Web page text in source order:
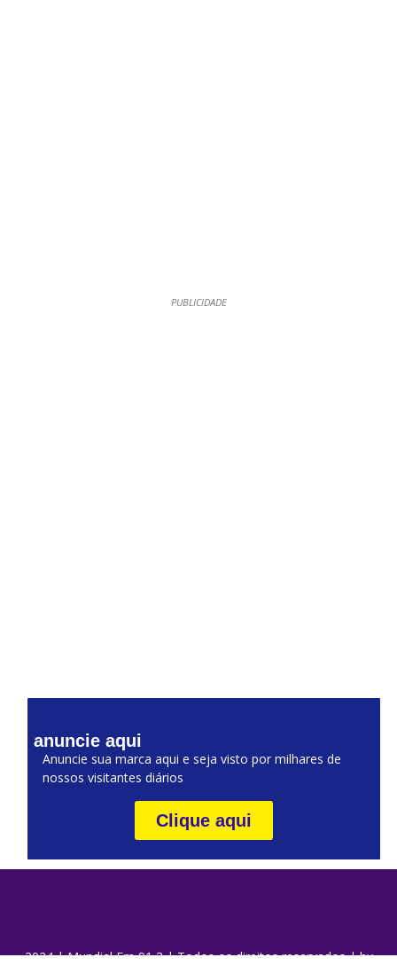
PUBLICIDADE
anuncie aqui
Anuncie sua marca aqui e seja visto por milhares de
nossos visitantes diários
Clique aqui
2024 | Mundial Fm 91,3 | Todos os direitos reservados | by